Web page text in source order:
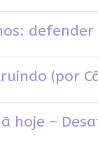
(por
hoje –